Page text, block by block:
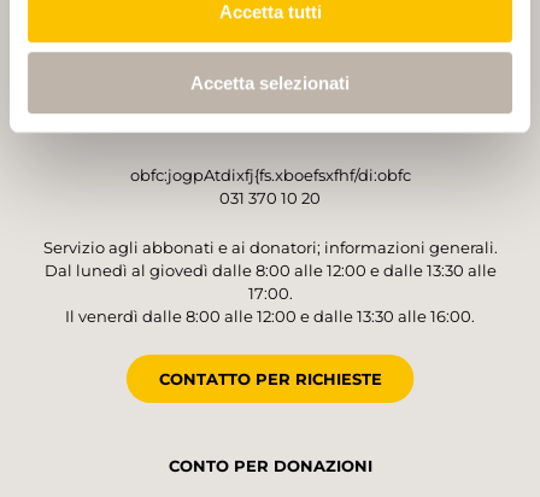
Accetta tutti
Accetta selezionati
GESTORE
Sentieri Svizzeri
obfc:jogpAtdixfj{fs.xboefsxfhf/di:obfc
031 370 10 20
Servizio agli abbonati e ai donatori; informazioni generali.
Dal lunedì al giovedì dalle 8:00 alle 12:00 e dalle 13:30 alle
17:00.
Il venerdì dalle 8:00 alle 12:00 e dalle 13:30 alle 16:00.
CONTATTO PER RICHIESTE
CONTO PER DONAZIONI